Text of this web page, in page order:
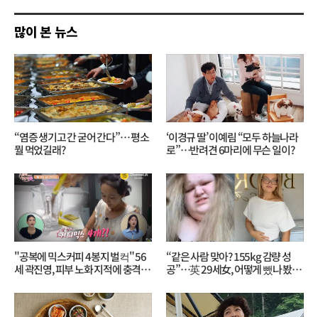
기
많이 본 뉴스
“염증 생기고 간 굳어 간다”… 평소
뭘 먹었길래?
‘이경규 딸’ 이예림 “모두 하늘나라
로”⋯반려견 6마리에 무슨 일이?
"공복에 믹스커피 4봉지 벌컥" 56
세 곽진영, 피부 노화 지적에 충격…
“같은 사람 맞아? 155kg 감량 성
공”…英 29세女, 어떻게 뺐나 봤더